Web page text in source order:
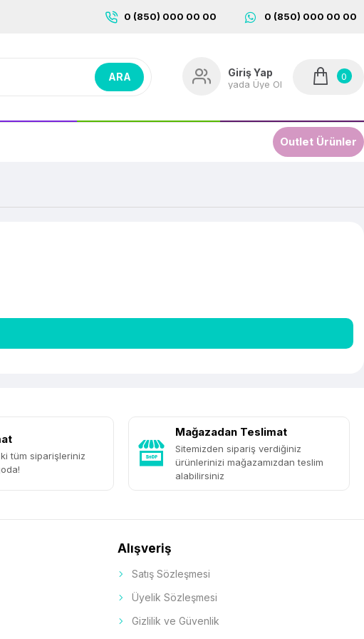
0 (850) 000 00 00 0 (850) 000 00 00
ARA Giriş Yap
yada Üye Ol
0
Outlet Ürünler
ki tüm siparişleriniz
Mağazadan Teslimat
Sitemizden sipariş verdiğiniz
ürünlerinizi mağazamızdan teslim
alabilirsiniz
Alışveriş
Satış Sözleşmesi
Üyelik Sözleşmesi
Gizlilik ve Güvenlik